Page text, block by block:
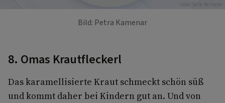
Foto: Petra Kamenar
Bild: Petra Kamenar
8. Omas Krautfleckerl
Das karamellisierte Kraut schmeckt schön süß
und kommt daher bei Kindern gut an. Und von